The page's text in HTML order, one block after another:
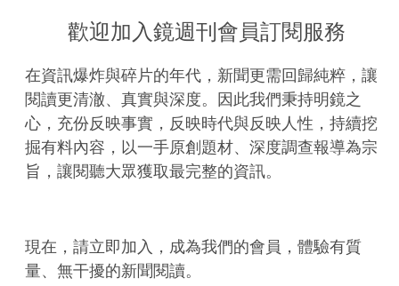
歡迎加入鏡週刊會員訂閱服務
在資訊爆炸與碎片的年代，新聞更需回歸純粹，讓
閱讀更清澈、真實與深度。因此我們秉持明鏡之
心，充份反映事實，反映時代與反映人性，持續挖
掘有料內容，以一手原創題材、深度調查報導為宗
旨，讓閱聽大眾獲取最完整的資訊。
現在，請立即加入，成為我們的會員，體驗有質
量、無干擾的新聞閱讀。